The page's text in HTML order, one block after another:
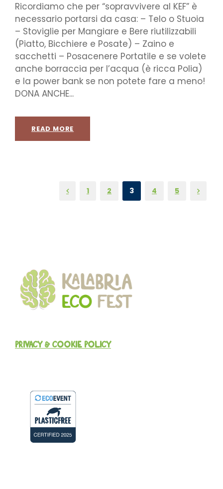
Ricordiamo che per “sopravvivere al KEF” è
necessario portarsi da casa: – Telo o Stuoia
– Stoviglie per Mangiare e Bere riutilizzabili
(Piatto, Bicchiere e Posate) – Zaino e
sacchetti – Posacenere Portatile e se volete
anche borraccia per l’acqua (è ricca Polia)
e la power bank se non potete fare a meno!
DONA ANCHE...
READ MORE
1 2 3 4 5
PRIVACY & COOKIE POLICY